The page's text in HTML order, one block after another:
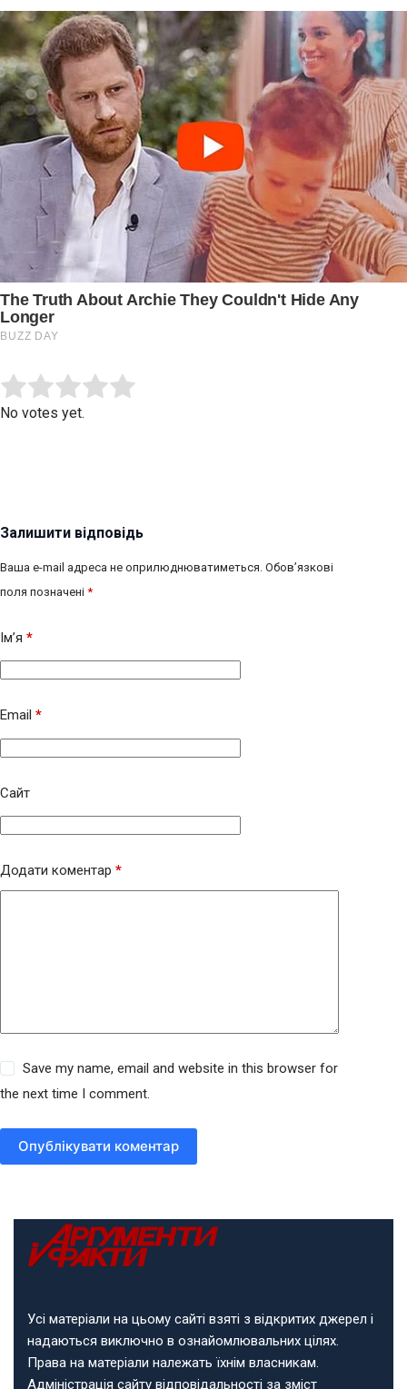
Rate this item:
No votes yet.
Залишити відповідь
Ваша e-mail адреса не оприлюднюватиметься. Обов’язкові
поля позначені *
Ім’я *
Email *
Сайт
Додати коментар *
Save my name, email and website in this browser for
the next time I comment.
Опублікувати коментар
Усі матеріали на цьому сайті взяті з відкритих джерел і
надаються виключно в ознайомлювальних цілях.
Права на матеріали належать їхнім власникам.
Адміністрація сайту відповідальності за зміст